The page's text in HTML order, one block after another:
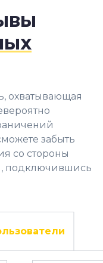
охватывающая
забыть
со стороны
подключившись